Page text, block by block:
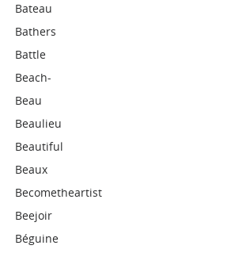
Bateau
Bathers
Battle
Beach-
Beau
Beaulieu
Beautiful
Beaux
Becometheartist
Beejoir
Béguine